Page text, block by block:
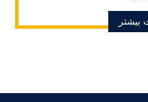
بیشتر